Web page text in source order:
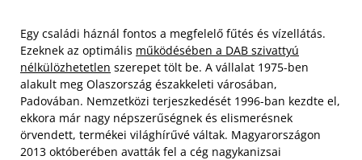
Egy családi háznál fontos a megfelelő fűtés és vízellátás.
Ezeknek az optimális működésében a DAB szivattyú
nélkülözhetetlen szerepet tölt be. A vállalat 1975-ben
alakult meg Olaszország északkeleti városában,
Padovában. Nemzetközi terjeszkedését 1996-ban kezdte el,
ekkora már nagy népszerűségnek és elismerésnek
örvendett, termékei világhírűvé váltak. Magyarországon
2013 októberében avatták fel a cég nagykanizsai